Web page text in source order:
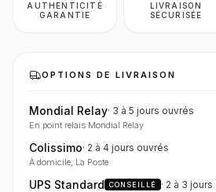
AUTHENTICITÉ
GARANTIE
LIVRAISON
SÉCURISÉE
OPTIONS DE LIVRAISON
Mondial Relay· 3 à 5 jours ouvrés
En point relais Mondial Relay
Colissimo· 2 à 4 jours ouvrés
À domicile, La Poste
UPS Standard CONSEILLÉ · 2 à 3 jours